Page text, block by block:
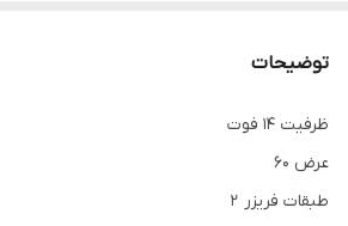
توضیحات
ظرفیت 14 فوت
عرض 60
طبقات فریزر 2